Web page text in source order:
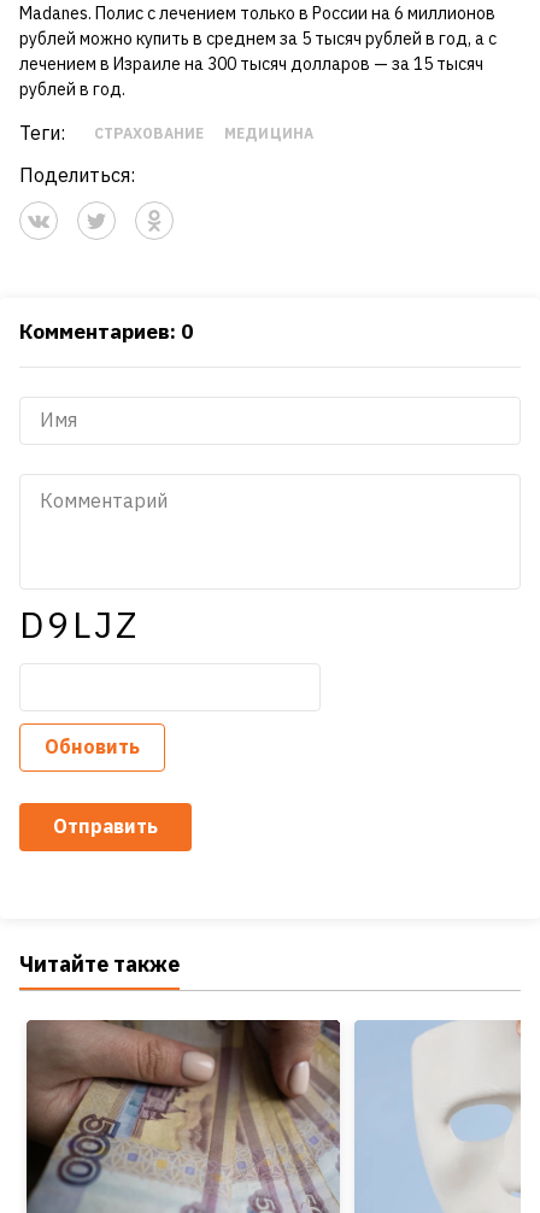
Madanes. Полис с лечением только в России на 6 миллионов
рублей можно купить в среднем за 5 тысяч рублей в год, а с
лечением в Израиле на 300 тысяч долларов — за 15 тысяч
рублей в год.
Теги: СТРАХОВАНИЕ МЕДИЦИНА
Поделиться:
Комментариев: 0
D9LJZ
Обновить
Отправить
Читайте также